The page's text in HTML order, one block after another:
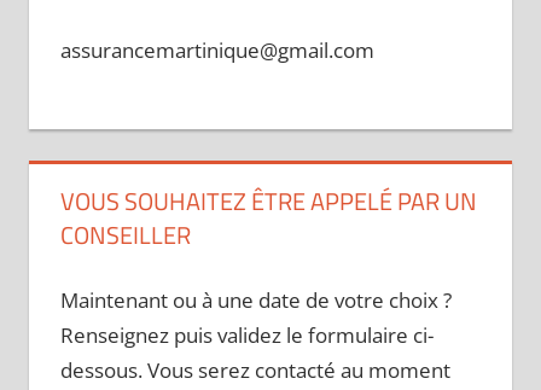
assurancemartinique@gmail.com
VOUS SOUHAITEZ ÊTRE APPELÉ PAR UN
CONSEILLER
Maintenant ou à une date de votre choix ?
Renseignez puis validez le formulaire ci-
dessous. Vous serez contacté au moment